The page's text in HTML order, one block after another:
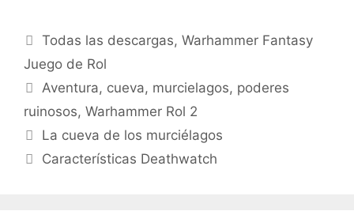
Categorías
Todas las descargas,Warhammer Fantasy
Juego de Rol
Etiquetas
Aventura, cueva, murcielagos, poderes
ruinosos, Warhammer Rol 2
La cueva de los murciélagos
Características Deathwatch